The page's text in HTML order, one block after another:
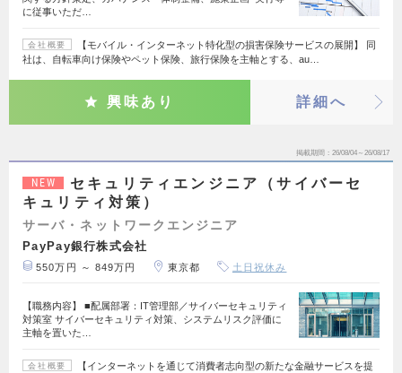
に従事いただ…
会社概要
【モバイル・インターネット特化型の損害保険サービスの展開】 同
社は、自転車向け保険やペット保険、旅行保険を主軸とする、au…
興味あり 詳細へ
掲載期間 26/08/04～26/08/17
NEW
セキュリティエンジニア（サイバーセ
キュリティ対策）
サーバ・ネットワークエンジニア
PayPay銀行株式会社
550万円 ～ 849万円 東京都 土日祝休み
【職務内容】 ■配属部署：IT管理部／サイバーセキュリティ
対策室 サイバーセキュリティ対策、システムリスク評価に
主軸を置いた…
会社概要
【インターネットを通じて消費者志向型の新たな金融サービスを提